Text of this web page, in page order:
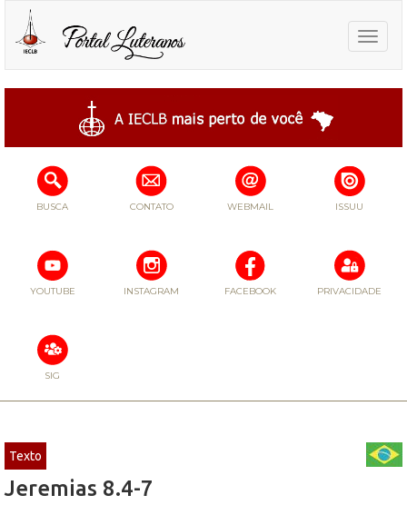
Toggle
BUSCA CONTATO WEBMAIL ISSUU
YOUTUBE INSTAGRAM FACEBOOK PRIVACIDADE
SIG
Texto
Jeremias 8.4-7